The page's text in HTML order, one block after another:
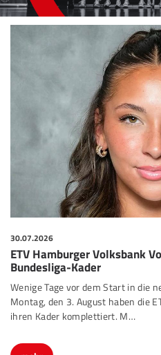
30.07.2026
ETV Hamburger Volksbank
Bundesliga-Kader
Wenige Tage vor dem Start in die
Montag, den 3. August haben die
ihren Kader komplettiert. M…